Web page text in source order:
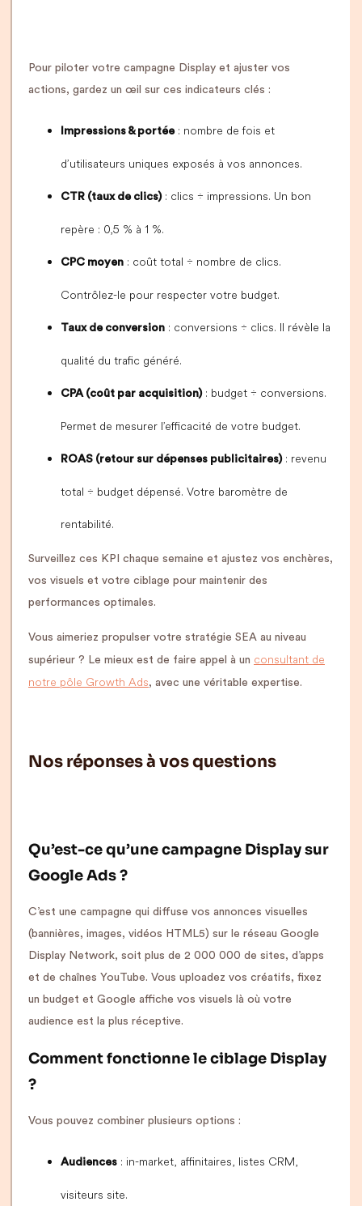
Pour piloter votre campagne Display et ajuster vos
actions, gardez un œil sur ces indicateurs clés :
Impressions & portée: nombre de fois et
d’utilisateurs uniques exposés à vos annonces.
CTR (taux de clics): clics ÷ impressions. Un bon
repère : 0,5 % à 1 %.
CPC moyen : coût total ÷ nombre de clics.
Contrôlez-le pour respecter votre budget.
Taux de conversion : conversions ÷ clics. Il révèle la
qualité du trafic généré.
CPA (coût par acquisition): budget ÷ conversions.
Permet de mesurer l’efficacité de votre budget.
ROAS (retour sur dépenses publicitaires): revenu
total ÷ budget dépensé. Votre baromètre de
rentabilité.
Surveillez ces KPI chaque semaine et ajustez vos enchères,
vos visuels et votre ciblage pour maintenir des
performances optimales.
Vous aimeriez propulser votre stratégie SEA au niveau
supérieur ? Le mieux est de faire appel à un consultant de
notre pôle Growth Ads, avec une véritable expertise.
Nos réponses à vos questions
Qu’est-ce qu’une campagne Display sur
Google Ads ?
C’est une campagne qui diffuse vos annonces visuelles
(bannières, images, vidéos HTML5) sur le réseau Google
Display Network, soit plus de 2 000 000 de sites, d’apps
et de chaînes YouTube. Vous uploadez vos créatifs, fixez
un budget et Google affiche vos visuels là où votre
audience est la plus réceptive.
Comment fonctionne le ciblage Display
?
Vous pouvez combiner plusieurs options :
Audiences : in-market, affinitaires, listes CRM,
visiteurs site.